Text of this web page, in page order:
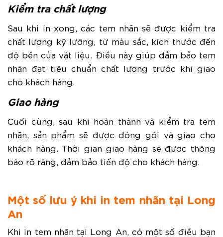
Kiểm tra chất lượng
Sau khi in xong, các tem nhãn sẽ được kiểm tra
chất lượng kỹ lưỡng, từ màu sắc, kích thước đến
độ bền của vật liệu. Điều này giúp đảm bảo tem
nhãn đạt tiêu chuẩn chất lượng trước khi giao
cho khách hàng.
Giao hàng
Cuối cùng, sau khi hoàn thành và kiểm tra tem
nhãn, sản phẩm sẽ được đóng gói và giao cho
khách hàng. Thời gian giao hàng sẽ được thông
báo rõ ràng, đảm bảo tiến độ cho khách hàng.
Một số lưu ý khi in tem nhãn tại Long
An
Khi in tem nhãn tại Long An, có một số điều bạn